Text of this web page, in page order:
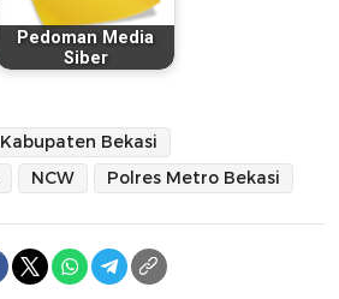
Pedoman Media
Siber
Kabupaten Bekasi
NCW Polres Metro Bekasi